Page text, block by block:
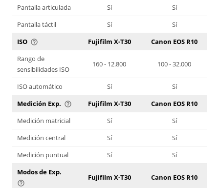
Pantalla articulada Sí
Sí
Pantalla táctil
Sí
Sí
ISO help_outline Fujifilm X-T30
Canon EOS R10
Rango de
sensibilidades ISO
160 - 12.800 100 - 32.000
ISO automático Sí
Sí
Medición Exp. help_outline Fujifilm X-T30
Canon EOS R10
Medición matricial
Sí
Sí
Medición central
Sí
Sí
Medición puntual
Sí
Sí
Modos de Exp.
help_outline
Fujifilm X-T30 Canon EOS R10